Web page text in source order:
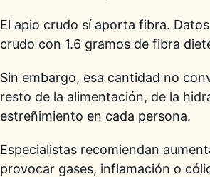
El apio crudo sí aporta fibra.
crudo con 1.6 gramos de fibra
Sin embargo, esa cantidad no
resto de la alimentación, de la
estreñimiento en cada persona.
Especialistas recomiendan
provocar gases, inflamación o